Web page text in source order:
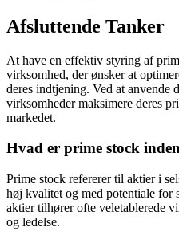
Afsluttende Tanker
At have en effektiv styring af
virksomhed, der ønsker at
deres indtjening. Ved at anvende
virksomheder maksimere deres
markedet.
Hvad er prime stock
Prime stock refererer til aktier i
høj kvalitet og med potentiale
aktier tilhører ofte veletablerede
og ledelse.